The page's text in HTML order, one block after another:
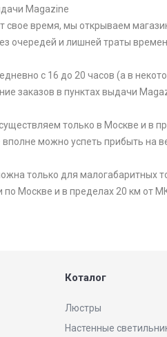
Magazine
свое время, мы открываем
очередей и лишней траты
с 16 до 20 часов (а в
заказов в пунктах выдачи
только в Москве и в
можно успеть прибыть на
только для малогабаритных
по Москве и в пределах 20 км от
Коталог
Люстры
Настенные